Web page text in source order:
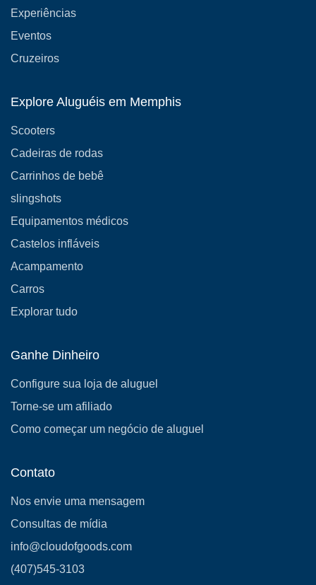
Experiências
Eventos
Cruzeiros
Explore Aluguéis em Memphis
Scooters
Cadeiras de rodas
Carrinhos de bebê
slingshots
Equipamentos médicos
Castelos infláveis
Acampamento
Carros
Explorar tudo
Ganhe Dinheiro
Configure sua loja de aluguel
Torne-se um afiliado
Como começar um negócio de aluguel
Contato
Nos envie uma mensagem
Consultas de mídia
info@cloudofgoods.com
(407)545-3103